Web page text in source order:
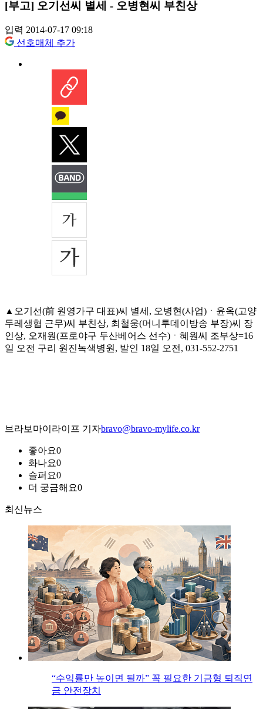
[부고] 오기선씨 별세 - 오병현씨 부친상
입력 2014-07-17 09:18
선호매체 추가
▲오기선(前 원영가구 대표)씨 별세, 오병현(사업)ㆍ윤옥(고양
두레생협 근무)씨 부친상, 최철웅(머니투데이방송 부장)씨 장
인상, 오재원(프로야구 두산베어스 선수)ㆍ혜원씨 조부상=16
일 오전 구리 원진녹색병원, 발인 18일 오전, 031-552-2751
브라보마이라이프 기자bravo@bravo-mylife.co.kr
좋아요0
화나요0
슬퍼요0
더 궁금해요0
최신뉴스
“수익률만 높이면 될까” 꼭 필요한 기금형 퇴직연
금 안전장치